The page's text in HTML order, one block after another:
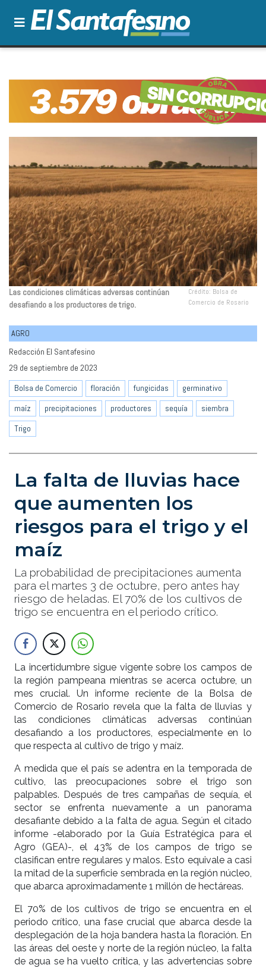
Las condiciones climáticas adversas continúan
desafiando a los productores de trigo.
Crédito: Bolsa de
Comercio de Rosario
AGRO
Redacción El Santafesino
29 de septiembre de 2023
Bolsa de Comercio
floración fungicidas
germinativo
maíz
precipitaciones productores sequía
siembra
Trigo
La falta de lluvias hace
que aumenten los
riesgos para el trigo y el
maíz
La probabilidad de precipitaciones aumenta
para el martes 3 de octubre, pero antes hay
riesgo de heladas. El 70% de los cultivos de
trigo se encuentra en el periodo crítico.
La incertidumbre sigue vigente sobre los campos de
la región pampeana mientras se acerca octubre, un
mes crucial. Un informe reciente de la Bolsa de
Comercio de Rosario revela que la falta de lluvias y
las condiciones climáticas adversas continúan
desafiando a los productores, especialmente en lo
que respecta al cultivo de trigo y maíz.
A medida que el país se adentra en la temporada de
cultivo, las preocupaciones sobre el trigo son
palpables. Después de tres campañas de sequía, el
sector se enfrenta nuevamente a un panorama
desafiante debido a la falta de agua. Según el citado
informe -elaborado por la Guía Estratégica para el
Agro (GEA)-, el 43% de los campos de trigo se
clasifican entre regulares y malos. Esto equivale a casi
la mitad de la superficie sembrada en la región núcleo,
que abarca aproximadamente 1 millón de hectáreas.
El 70% de los cultivos de trigo se encuentra en el
periodo crítico, una fase crucial que abarca desde la
desplegación de la hoja bandera hasta la floración. En
las áreas del oeste y norte de la región núcleo, la falta
de agua se ha vuelto crítica, y las advertencias sobre